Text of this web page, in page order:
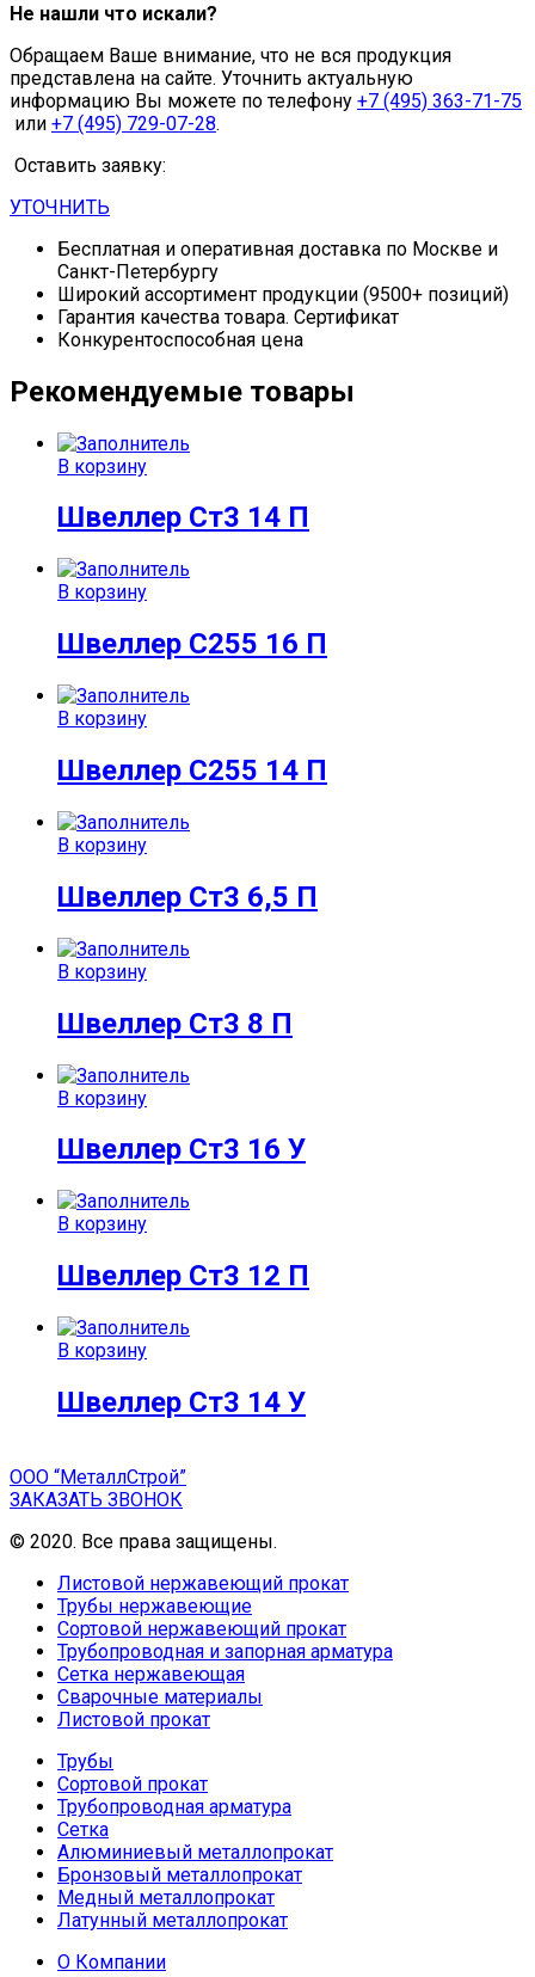
Не нашли что искали?
Обращаем Ваше внимание, что не вся продукция
представлена на сайте. Уточнить актуальную
информацию Вы можете по телефону +7 (495) 363-71-75
или +7 (495) 729-07-28.
Оставить заявку:
УТОЧНИТЬ
Бесплатная и оперативная доставка по Москве и
Санкт-Петербургу
Широкий ассортимент продукции (9500+ позиций)
Гарантия качества товара. Сертификат
Конкурентоспособная цена
Рекомендуемые товары
В корзину
Швеллер Ст3 14 П
В корзину
Швеллер С255 16 П
В корзину
Швеллер С255 14 П
В корзину
Швеллер Ст3 6,5 П
В корзину
Швеллер Ст3 8 П
В корзину
Швеллер Ст3 16 У
В корзину
Швеллер Ст3 12 П
В корзину
Швеллер Ст3 14 У
ООО “МеталлСтрой”
ЗАКАЗАТЬ ЗВОНОК
© 2020. Все права защищены.
Листовой нержавеющий прокат
Трубы нержавеющие
Сортовой нержавеющий прокат
Трубопроводная и запорная арматура
Сетка нержавеющая
Сварочные материалы
Листовой прокат
Трубы
Сортовой прокат
Трубопроводная арматура
Сетка
Алюминиевый металлопрокат
Бронзовый металлопрокат
Медный металлопрокат
Латунный металлопрокат
О Компании